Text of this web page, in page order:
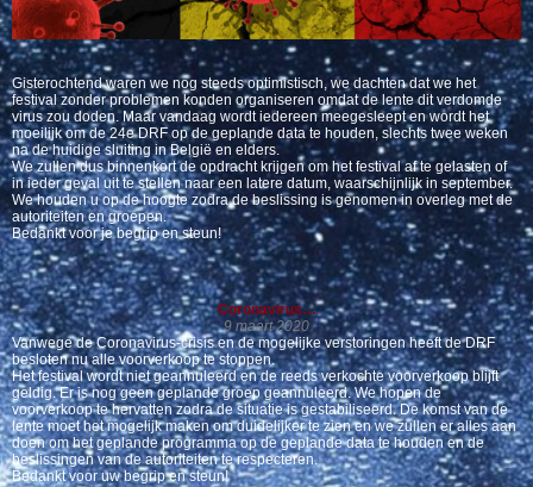
Gisterochtend waren we nog steeds optimistisch, we dachten dat we het
festival zonder problemen konden organiseren omdat de lente dit verdomde
virus zou doden. Maar vandaag wordt iedereen meegesleept en wordt het
moeilijk om de 24e DRF op de geplande data te houden, slechts twee weken
na de huidige sluiting in België en elders.
We zullen dus binnenkort de opdracht krijgen om het festival af te gelasten of
in ieder geval uit te stellen naar een latere datum, waarschijnlijk in september.
We houden u op de hoogte zodra de beslissing is genomen in overleg met de
autoriteiten en groepen.
Bedankt voor je begrip en steun!
Coronavirus…
9 maart 2020
Vanwege de Coronavirus-crisis en de mogelijke verstoringen heeft de DRF
besloten nu alle voorverkoop te stoppen.
Het festival wordt niet geannuleerd en de reeds verkochte voorverkoop blijft
geldig. Er is nog geen geplande groep geannuleerd. We hopen de
voorverkoop te hervatten zodra de situatie is gestabiliseerd. De komst van de
lente moet het mogelijk maken om duidelijker te zien en we zullen er alles aan
doen om het geplande programma op de geplande data te houden en de
beslissingen van de autoriteiten te respecteren.
Bedankt voor uw begrip en steun!